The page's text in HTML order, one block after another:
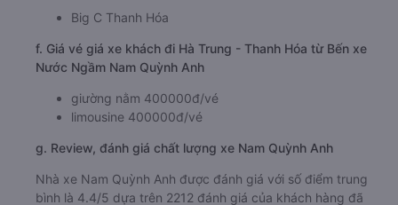
Big C Thanh Hóa
f. Giá vé giá xe khách đi Hà Trung - Thanh Hóa từ Bến xe
Nước Ngầm Nam Quỳnh Anh
giường nằm 400000đ/vé
limousine 400000đ/vé
g. Review, đánh giá chất lượng xe Nam Quỳnh Anh
Nhà xe Nam Quỳnh Anh được đánh giá với số điểm trung
bình là 4.4/5 dựa trên 2212 đánh giá của khách hàng đã